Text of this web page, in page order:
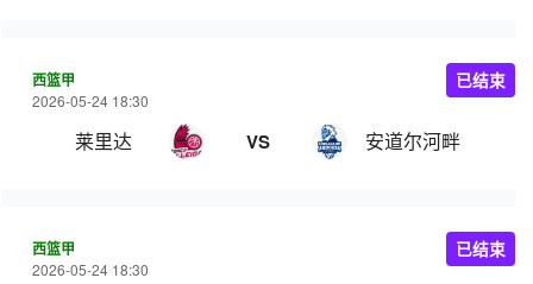
西篮甲
2026-05-24 18:30
莱里达 VS 安道尔河畔
已结束
西篮甲
2026-05-24 18:30
已结束